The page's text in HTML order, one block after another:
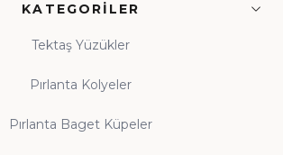
KATEGORILER
Tektaş Yüzükler
Pırlanta Kolyeler
Pırlanta Baget Küpeler